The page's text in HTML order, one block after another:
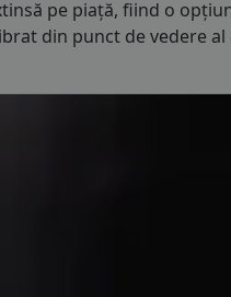
pe piață, fiind o
din punct de vedere al